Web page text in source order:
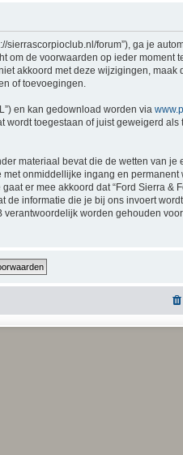
sierrascorpioclub.nl/forum”), ga je
om de voorwaarden op ieder moment
akkoord met deze wijzigingen, maak
of toevoegingen.
en kan gedownload worden via
toegestaan of juist geweigerd
materiaal bevat die de wetten van je
onmiddellijke ingang en
er mee akkoord dat “Ford Sierra &
informatie die je bij ons invoert
worden gehouden